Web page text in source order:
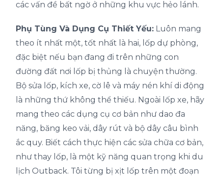
các vấn đề bất ngờ ở những khu vực hẻo lánh.
Phụ Tùng Và Dụng Cụ Thiết Yếu: Luôn mang
theo ít nhất một, tốt nhất là hai, lốp dự phòng,
đặc biệt nếu bạn đang đi trên những con
đường đất nơi lốp bị thủng là chuyện thường.
Bộ sửa lốp, kích xe, cờ lê và máy nén khí di động
là những thứ không thể thiếu. Ngoài lốp xe, hãy
mang theo các dụng cụ cơ bản như dao đa
năng, băng keo vải, dây rút và bộ dây câu bình
ắc quy. Biết cách thực hiện các sửa chữa cơ bản,
như thay lốp, là một kỹ năng quan trọng khi du
lịch Outback. Tôi từng bị xịt lốp trên một đoạn